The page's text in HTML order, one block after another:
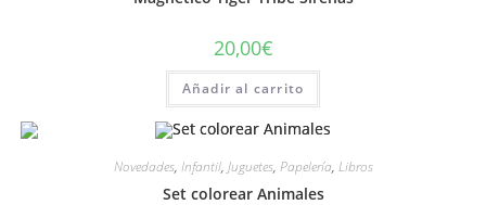
20,00€
Añadir al carrito
Novedades, Infantil, Juguetes, Papelería, Libros
Set colorear Animales